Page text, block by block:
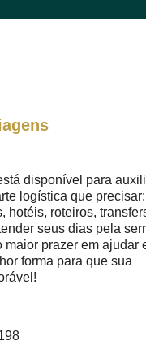
disponível para
logística que precisar:
hotéis, roteiros,
seus dias pela
maior prazer em ajudar
forma para que sua